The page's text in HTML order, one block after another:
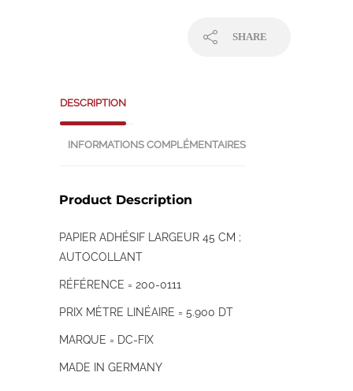
SHARE
DESCRIPTION
INFORMATIONS COMPLÉMENTAIRES
Product Description
PAPIER ADHÉSIF LARGEUR 45 CM ;
AUTOCOLLANT
RÉFÉRENCE = 200-0111
PRIX MÈTRE LINÉAIRE = 5.900 DT
MARQUE = DC-FIX
MADE IN GERMANY